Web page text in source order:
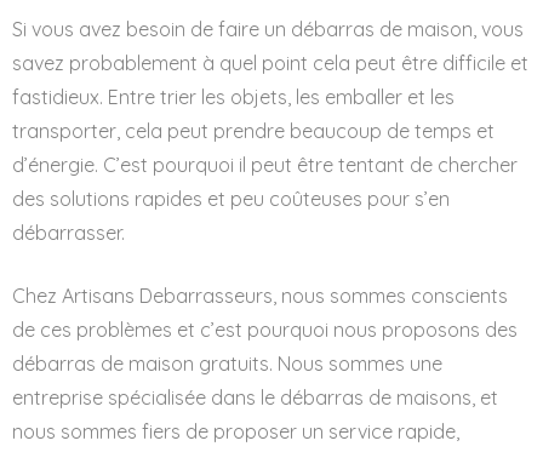
Si vous avez besoin de faire un débarras de maison, vous
savez probablement à quel point cela peut être difficile et
fastidieux. Entre trier les objets, les emballer et les
transporter, cela peut prendre beaucoup de temps et
d’énergie. C’est pourquoi il peut être tentant de chercher
des solutions rapides et peu coûteuses pour s’en
débarrasser.
Chez Artisans Debarrasseurs, nous sommes conscients
de ces problèmes et c’est pourquoi nous proposons des
débarras de maison gratuits. Nous sommes une
entreprise spécialisée dans le débarras de maisons, et
nous sommes fiers de proposer un service rapide,